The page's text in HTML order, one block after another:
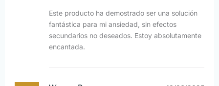
Este producto ha demostrado ser una solución
fantástica para mi ansiedad, sin efectos
secundarios no deseados. Estoy absolutamente
encantada.